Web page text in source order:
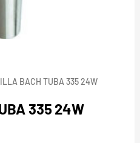
BACH TUBA 335 24W
335 24W